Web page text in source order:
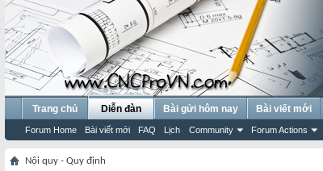
Trang chủ Diễn đàn
Forum Home Bài viết mới FAQ Lịch Community Forum Actions
Bài gửi hôm nay Bài viết mới
Nội quy - Quy định